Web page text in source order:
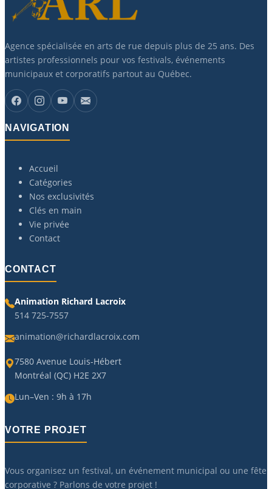
Agence spécialisée en arts de rue depuis plus de 25 ans. Des
artistes professionnels pour vos festivals, événements
municipaux et corporatifs partout au Québec.
NAVIGATION
Accueil
Catégories
Nos exclusivités
Clés en main
Vie privée
Contact
CONTACT
Animation Richard Lacroix
514 725-7557
animation@richardlacroix.com
7580 Avenue Louis-Hébert
Montréal (QC) H2E 2X7
Lun–Ven : 9h à 17h
VOTRE PROJET
Vous organisez un festival, un événement municipal ou une fête
corporative ? Parlons de votre projet !